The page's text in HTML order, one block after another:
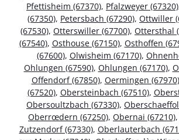
Pfettisheim (67370), Pfalzweyer (67320)
(67350), Petersbach (67290), Ottwiller
(67530), Otterswiller (67700), Ottersthal
(67540), Osthouse (67150), Osthoffen
(67600), Olwisheim (67170),
Ohlungen (67590), Ohlungen (67170),
Offendorf (67850), Oermingen (67970)
(67520), Obersteinbach (67510),
Obersoultzbach (67330),
Oberrœdern (67250), Obernai (67210),
Zutzendorf (67330), Oberlauterbach